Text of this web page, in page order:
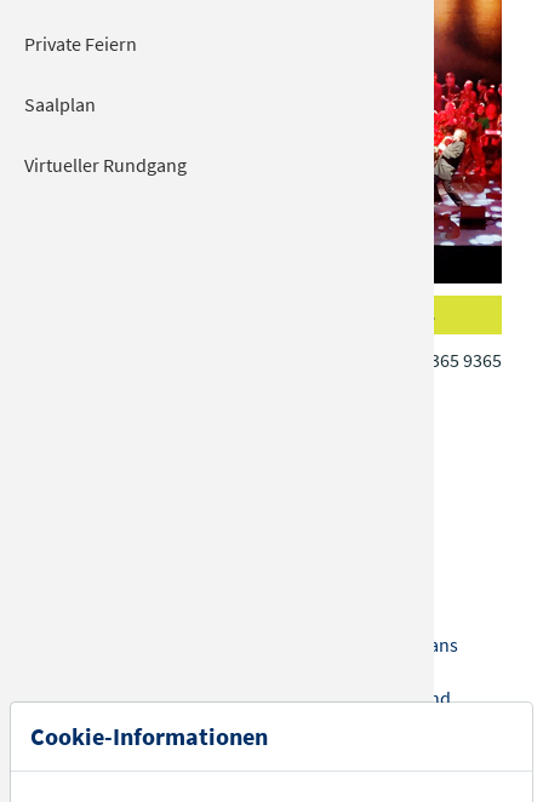
Tickets
Tel.: 08031 365 9365
Die mitreißende Musik von Sir Elton John und Hans
Konzerterlebnis, mit Orchester, Solisten, Chor und
Leinwand Animationen, das berührt und begeistert! Das
ist Der König der Löwen – The Music live in Concert.
Cookie-Informationen
Private Feiern
Saalplan
Virtueller Rundgang